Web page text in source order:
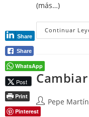
(más…)
Continuar
Autor
de
Pepe
Share
Share
WhatsApp
Post
Print
Pinterest